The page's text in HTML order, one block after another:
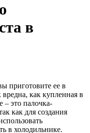
в
приготовите ее в
как купленная в
– это палочка-
как для создания
в холодильнике.